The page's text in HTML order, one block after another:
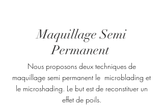
Maquillage Semi
Permanent
Nous proposons deux techniques de
maquillage semi permanent le microblading et
le microshading. Le but est de reconstituer un
effet de poils.